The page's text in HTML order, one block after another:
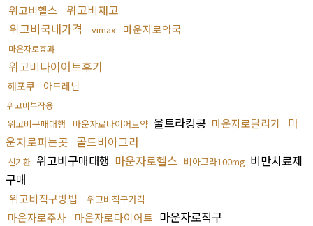
위고비헬스
위고비재고
위고비국내가격
vimax 마운자로약국
마운자로효과
위고비다이어트후기
해포쿠 아드레닌
위고비부작용
위고비구매대행 마운자로다이어트약 울트라킹콩 마운자로달리기
마
운자로파는곳 골드비아그라
신기환 위고비구매대행 마운자로헬스 비아그라100mg 비만치료제
구매
위고비직구방법 위고비직구가격
마운자로주사 마운자로다이어트 마운자로직구